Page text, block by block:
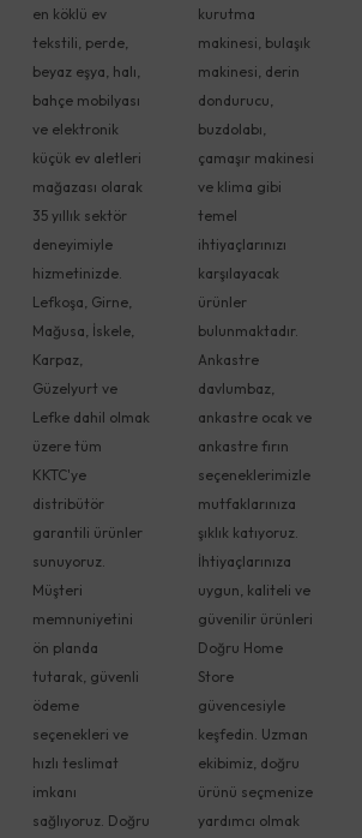
en köklü ev
tekstili, perde,
beyaz eşya, halı,
bahçe mobilyası
ve elektronik
küçük ev aletleri
mağazası olarak
35 yıllık sektör
deneyimiyle
hizmetinizde.
Lefkoşa, Girne,
Mağusa, İskele,
Karpaz,
Güzelyurt ve
Lefke dahil olmak
üzere tüm
KKTC'ye
distribütör
garantili ürünler
sunuyoruz.
Müşteri
memnuniyetini
ön planda
tutarak, güvenli
ödeme
seçenekleri ve
hızlı teslimat
imkanı
sağlıyoruz. Doğru
kurutma
makinesi, bulaşık
makinesi, derin
dondurucu,
buzdolabı,
çamaşır makinesi
ve klima gibi
temel
ihtiyaçlarınızı
karşılayacak
ürünler
bulunmaktadır.
Ankastre
davlumbaz,
ankastre ocak ve
ankastre fırın
seçeneklerimizle
mutfaklarınıza
şıklık katıyoruz.
İhtiyaçlarınıza
uygun, kaliteli ve
güvenilir ürünleri
Doğru Home
Store
güvencesiyle
keşfedin. Uzman
ekibimiz, doğru
ürünü seçmenize
yardımcı olmak